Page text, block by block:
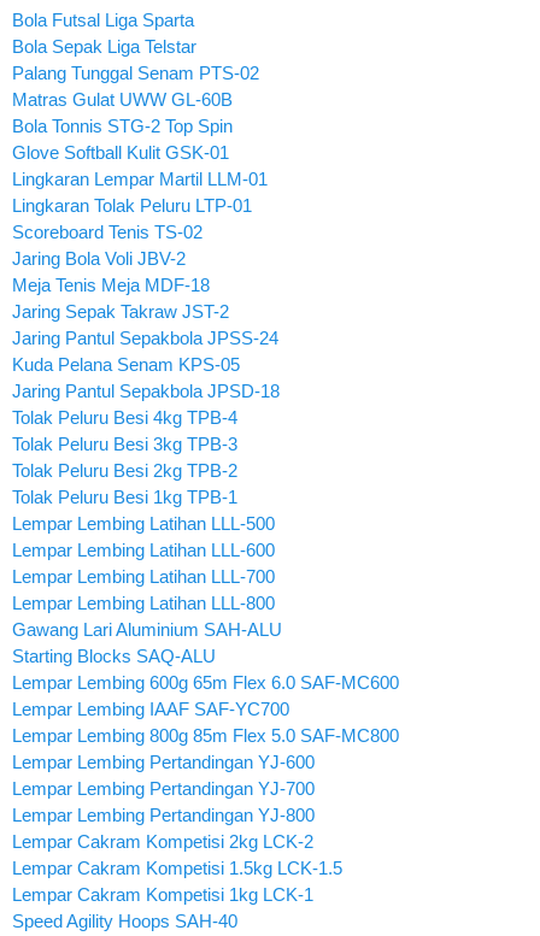
Bola Futsal Liga Sparta
Bola Sepak Liga Telstar
Palang Tunggal Senam PTS-02
Matras Gulat UWW GL-60B
Bola Tonnis STG-2 Top Spin
Glove Softball Kulit GSK-01
Lingkaran Lempar Martil LLM-01
Lingkaran Tolak Peluru LTP-01
Scoreboard Tenis TS-02
Jaring Bola Voli JBV-2
Meja Tenis Meja MDF-18
Jaring Sepak Takraw JST-2
Jaring Pantul Sepakbola JPSS-24
Kuda Pelana Senam KPS-05
Jaring Pantul Sepakbola JPSD-18
Tolak Peluru Besi 4kg TPB-4
Tolak Peluru Besi 3kg TPB-3
Tolak Peluru Besi 2kg TPB-2
Tolak Peluru Besi 1kg TPB-1
Lempar Lembing Latihan LLL-500
Lempar Lembing Latihan LLL-600
Lempar Lembing Latihan LLL-700
Lempar Lembing Latihan LLL-800
Gawang Lari Aluminium SAH-ALU
Starting Blocks SAQ-ALU
Lempar Lembing 600g 65m Flex 6.0 SAF-MC600
Lempar Lembing IAAF SAF-YC700
Lempar Lembing 800g 85m Flex 5.0 SAF-MC800
Lempar Lembing Pertandingan YJ-600
Lempar Lembing Pertandingan YJ-700
Lempar Lembing Pertandingan YJ-800
Lempar Cakram Kompetisi 2kg LCK-2
Lempar Cakram Kompetisi 1.5kg LCK-1.5
Lempar Cakram Kompetisi 1kg LCK-1
Speed Agility Hoops SAH-40